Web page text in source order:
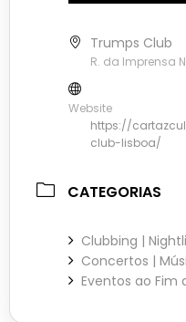
Trumps Club
R. da Imprensa
Website
https://
club-lisboa/
CATEGORIAS
Clubbing |
Concertos |
Eventos ao Fim